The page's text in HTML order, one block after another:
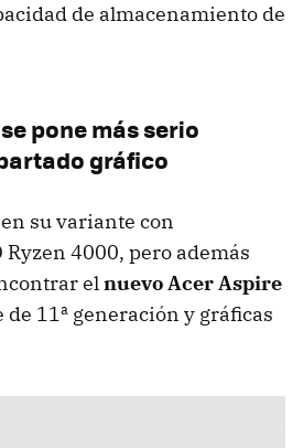
de almacenamiento de
pone más serio
gráfico
su variante con
4000, pero además
elnuevo Acer Aspire
de 11ª generación y gráficas